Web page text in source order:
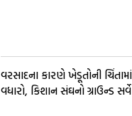
વરસાદના કારણે ખેડૂતોની ચિંતામાં
વધારો, કિશાન સંઘનો ગ્રાઉન્ડ સર્વે